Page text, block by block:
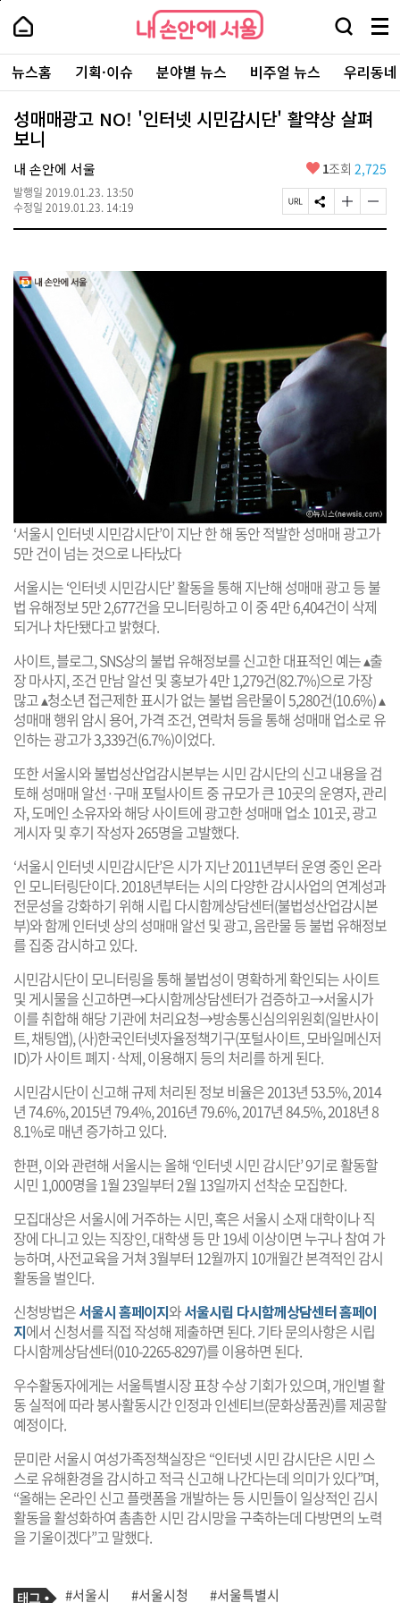
본
로
가
내
손
안
에
서
울
-
서
울
시
대
표
소
통
포
내
손
에
울
검
창
열
기
메
뉴
전
체
보
주
요
서
뉴스홈 기획·이슈 분야별 뉴스 비주얼 뉴스 우리동
성매매광고 NO! '인터넷 시민감시단' 활약상 살펴
보니
내 손안에 서울
발행일 2019.01.23. 13:50
수정일 2019.01.23. 14:19
좋
요
1조회 2,725
페
이
R
S
N
유
글
자
크
하
기
글
자
작
하
기
‘서울시 인터넷 시민감시단’이 지난 한 해 동안 적발한 성매매 광고가
5만 건이 넘는 것으로 나타났다
서울시는 ‘인터넷 시민감시단’ 활동을 통해 지난해 성매매 광고 등 불
법 유해정보 5만 2,677건을 모니터링하고 이 중 4만 6,404건이 삭제
되거나 차단됐다고 밝혔다.
사이트, 블로그, SNS상의 불법 유해정보를 신고한 대표적인 예는 ▴출
장 마사지, 조건 만남 알선 및 홍보가 4만 1,279건(82.7%)으로 가장
많고 ▴청소년 접근제한 표시가 없는 불법 음란물이 5,280건(10.6%) ▴
성매매 행위 암시 용어, 가격 조건, 연락처 등을 통해 성매매 업소로 유
인하는 광고가 3,339건(6.7%)이었다.
또한 서울시와 불법성산업감시본부는 시민 감시단의 신고 내용을 검
토해 성매매 알선·구매 포털사이트 중 규모가 큰 10곳의 운영자, 관리
자, 도메인 소유자와 해당 사이트에 광고한 성매매 업소 101곳, 광고
게시자 및 후기 작성자 265명을 고발했다.
‘서울시 인터넷 시민감시단’은 시가 지난 2011년부터 운영 중인 온라
인 모니터링단이다. 2018년부터는 시의 다양한 감시사업의 연계성과
전문성을 강화하기 위해 시립 다시함께상담센터(불법성산업감시본
부)와 함께 인터넷 상의 성매매 알선 및 광고, 음란물 등 불법 유해정보
를 집중 감시하고 있다.
시민감시단이 모니터링을 통해 불법성이 명확하게 확인되는 사이트
및 게시물을 신고하면→다시함께상담센터가 검증하고→서울시가
이를 취합해 해당 기관에 처리요청→방송통신심의위원회(일반사이
트, 채팅앱), (사)한국인터넷자율정책기구(포털사이트, 모바일메신저
ID)가 사이트 폐지·삭제, 이용해지 등의 처리를 하게 된다.
시민감시단이 신고해 규제 처리된 정보 비율은 2013년 53.5%, 2014
년 74.6%, 2015년 79.4%, 2016년 79.6%, 2017년 84.5%, 2018년 8
8.1%로 매년 증가하고 있다.
한편, 이와 관련해 서울시는 올해 ‘인터넷 시민 감시단’ 9기로 활동할
시민 1,000명을 1월 23일부터 2월 13일까지 선착순 모집한다.
모집대상은 서울시에 거주하는 시민, 혹은 서울시 소재 대학이나 직
장에 다니고 있는 직장인, 대학생 등 만 19세 이상이면 누구나 참여 가
능하며, 사전교육을 거쳐 3월부터 12월까지 10개월간 본격적인 감시
활동을 벌인다.
신청방법은서울시 홈페이지와서울시립 다시함께상담센터 홈페이
지에서 신청서를 직접 작성해 제출하면 된다. 기타 문의사항은 시립
다시함께상담센터(010-2265-8297)를 이용하면 된다.
우수활동자에게는 서울특별시장 표창 수상 기회가 있으며, 개인별 활
동 실적에 따라 봉사활동시간 인정과 인센티브(문화상품권)를 제공할
예정이다.
문미란 서울시 여성가족정책실장은 “인터넷 시민 감시단은 시민 스
스로 유해환경을 감시하고 적극 신고해 나간다는데 의미가 있다”며,
“올해는 온라인 신고 플랫폼을 개발하는 등 시민들이 일상적인 김시
활동을 활성화하여 촘촘한 시민 감시망을 구축하는데 다방면의 노력
을 기울이겠다”고 말했다.
기
태 #서울시 #서울시청 #서울특별시
페
상
단
로